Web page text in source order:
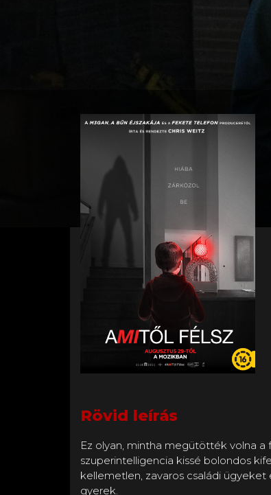
Rövid leírás
Ez olyan, mintha megütötték volna a
szuperintelligencia kissé bolondos
kellemetlen, zavaros családi
gyerek.